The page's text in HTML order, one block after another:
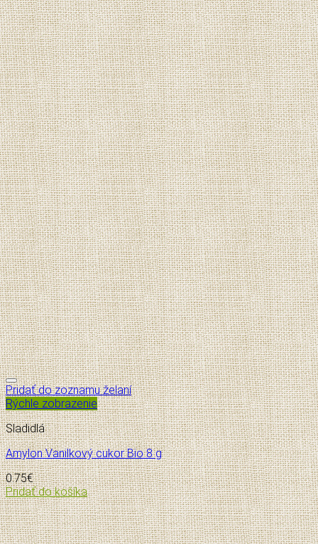
Pridať do zoznamu želaní
Rýchle zobrazenie
Sladidlá
Amylon Vanilkový cukor Bio 8 g
0.75€
Pridať do košíka